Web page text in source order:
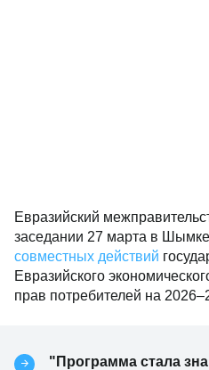
Евразийский
заседании 27 марта в
совместных действий
Евразийского
прав потребителей на
"Программа стала